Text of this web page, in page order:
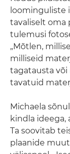
loominguliste
tavaliselt oma
tulemusi
„Mõtlen,
milliseid
tagatausta
tavatuid
Michaela
kindla ideega,
Ta soovitab
plaanide